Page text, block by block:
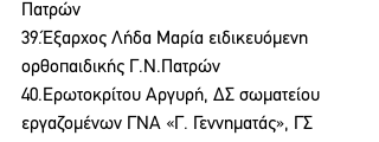
Πατρών
39.Έξαρχος Λήδα Μαρία ειδικευόμενη
ορθοπαιδικής Γ.Ν.Πατρών
40.Ερωτοκρίτου Αργυρή, ΔΣ σωματείου
εργαζομένων ΓΝΑ «Γ. Γεννηματάς», ΓΣ